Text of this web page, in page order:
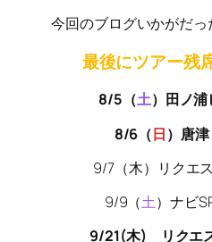
今回のブログいかがだ
最後にツアー残
8/5（土）田ノ
8/6（日）唐
9/7（木）リクエ
9/9（土）ナビ
9/21(木) リクエ